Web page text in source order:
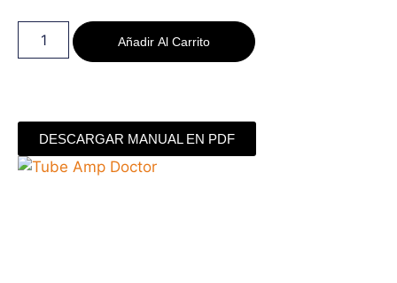
Añadir Al Carrito
DESCARGAR MANUAL EN PDF